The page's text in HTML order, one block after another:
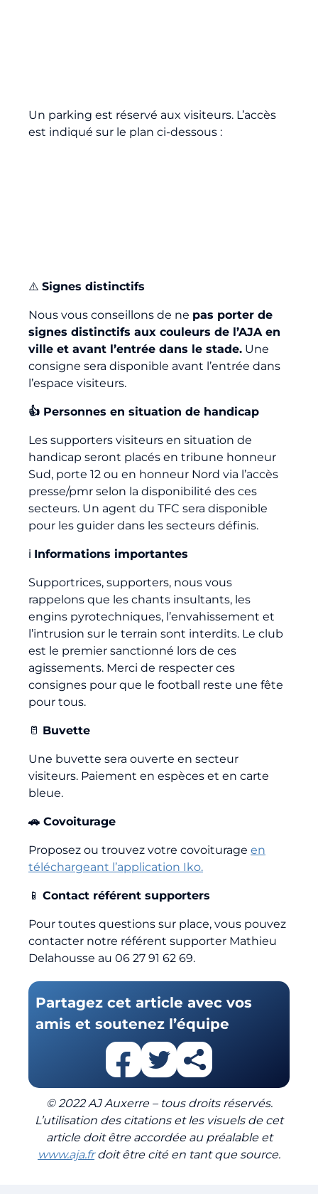
Un parking est réservé aux visiteurs. L’accès
est indiqué sur le plan ci-dessous :
⚠️ Signes distinctifs
Nous vous conseillons de ne pas porter de
signes distinctifs aux couleurs de l’AJA en
ville et avant l’entrée dans le stade. Une
consigne sera disponible avant l’entrée dans
l’espace visiteurs.
👍 Personnes en situation de handicap
Les supporters visiteurs en situation de
handicap seront placés en tribune honneur
Sud, porte 12 ou en honneur Nord via l’accès
presse/pmr selon la disponibilité des ces
secteurs. Un agent du TFC sera disponible
pour les guider dans les secteurs définis.
ℹ️ Informations importantes
Supportrices, supporters, nous vous
rappelons que les chants insultants, les
engins pyrotechniques, l’envahissement et
l’intrusion sur le terrain sont interdits. Le club
est le premier sanctionné lors de ces
agissements. Merci de respecter ces
consignes pour que le football reste une fête
pour tous.
🥛 Buvette
Une buvette sera ouverte en secteur
visiteurs. Paiement en espèces et en carte
bleue.
🚗 Covoiturage
Proposez ou trouvez votre covoiturage en
téléchargeant l’application Iko.
📱 Contact référent supporters
Pour toutes questions sur place, vous pouvez
contacter notre référent supporter Mathieu
Delahousse au 06 27 91 62 69.
Partagez cet article avec vos
amis et soutenez l’équipe
© 2022 AJ Auxerre – tous droits réservés.
L’utilisation des citations et les visuels de cet
article doit être accordée au préalable et
www.aja.frdoit être cité en tant que source.